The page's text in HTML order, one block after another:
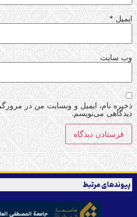
ایمیل*
وب‌ سایت
ذخیره نام، ایمیل و وبسایت من در
دیدگاهی می‌نویسم.
پیوندهای مرتبط